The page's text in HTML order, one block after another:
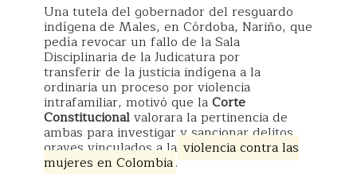
Una tutela del gobernador del resguardo
indígena de Males, en Córdoba, Nariño, que
pedía revocar un fallo de la Sala
Disciplinaria de la Judicatura por
transferir de la justicia indígena a la
ordinaria un proceso por violencia
intrafamiliar, motivó que laCorte
Constitucionalvalorara la pertinencia de
ambas para investigar y sancionar delitos
graves vinculados a la violencia contra las
mujeres en Colombia.